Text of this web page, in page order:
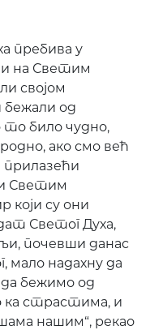
пребива у
на Светим
својом
од
било чудно,
ако смо већ
прилазећи
Светим
који су они
Светог Духа,
почевши данас
мало надахну да
бежимо од
страстима, и
нашим“, рекао